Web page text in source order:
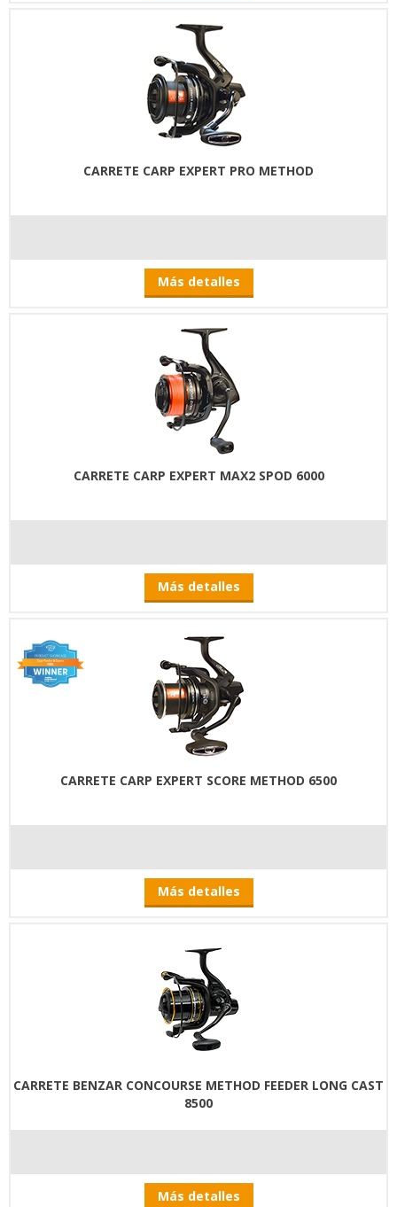
CARRETE CARP EXPERT PRO METHOD
Más detalles
CARRETE CARP EXPERT MAX2 SPOD 6000
Más detalles
CARRETE CARP EXPERT SCORE METHOD 6500
Más detalles
CARRETE BENZAR CONCOURSE METHOD FEEDER LONG CAST
8500
Más detalles